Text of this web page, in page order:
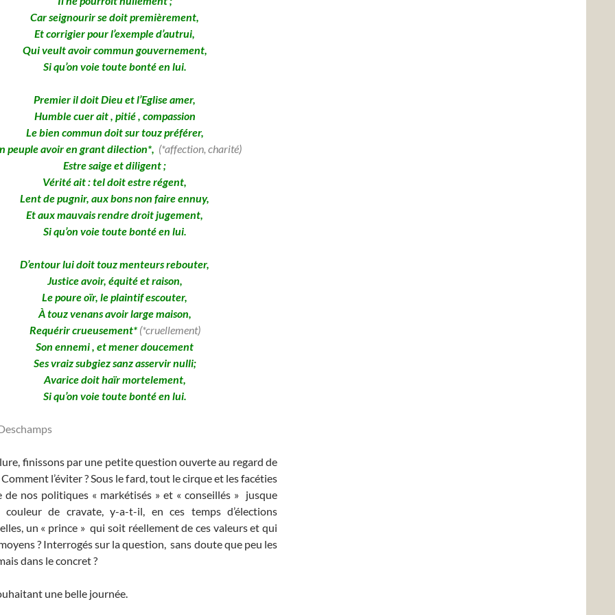
Car seignourir se doit premièrement,
Et corrigier pour l’exemple d’autrui,
Qui veult avoir commun gouvernement,
Si qu’on voie toute bonté en lui.
Premier il doit Dieu et l’Eglise amer,
Humble cuer ait , pitié , compassion
Le bien commun doit sur touz préférer,
peuple avoir en grant dilection*, (*affection, charité)
Estre saige et diligent ;
Vérité ait : tel doit estre régent,
Lent de pugnir, aux bons non faire ennuy,
Et aux mauvais rendre droit jugement,
Si qu’on voie toute bonté en lui.
D’entour lui doit touz menteurs rebouter,
Justice avoir, équité et raison,
Le poure oïr, le plaintif escouter,
À touz venans avoir large maison,
Requérir crueusement* (*cruellement)
Son ennemi , et mener doucement
Ses vraiz subgiez sanz asservir nulli;
Avarice doit haïr mortelement,
Si qu’on voie toute bonté en lui.
finissons par une petite question ouverte au regard de
Comment l’éviter ? Sous le fard, tout le cirque et les facéties
de nos politiques « markétisés » et « conseillés » jusque
couleur de cravate, y-a-t-il, en ces temps d’élections
un « prince » qui soit réellement de ces valeurs et qui
? Interrogés sur la question, sans doute que peu les
dans le concret ?
une belle journée.